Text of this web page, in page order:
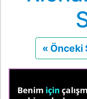
« Önceki